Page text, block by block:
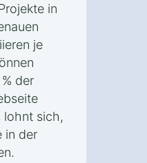
in
je
der
lohnt sich,
in der